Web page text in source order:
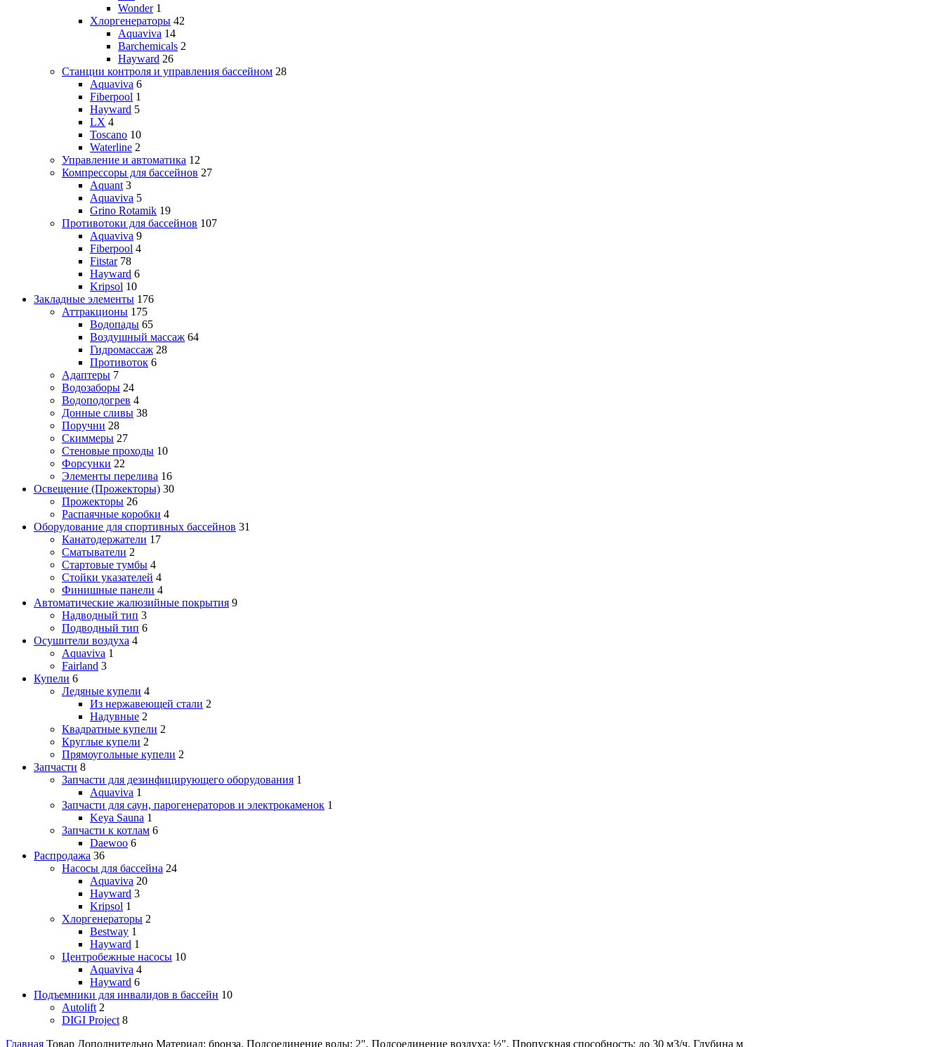
Wonder 1
Хлоргенераторы 42
Aquaviva 14
Barchemicals 2
Hayward 26
Станции контроля и управления бассейном 28
Aquaviva 6
Fiberpool 1
Hayward 5
LX 4
Toscano 10
Waterline 2
Управление и автоматика 12
Компрессоры для бассейнов 27
Aquant 3
Aquaviva 5
Grino Rotamik 19
Противотоки для бассейнов 107
Aquaviva 9
Fiberpool 4
Fitstar 78
Hayward 6
Kripsol 10
Закладные элементы 176
Аттракционы 175
Водопады 65
Воздушный массаж 64
Гидромассаж 28
Противоток 6
Адаптеры 7
Водозаборы 24
Водоподогрев 4
Донные сливы 38
Поручни 28
Скиммеры 27
Стеновые проходы 10
Форсунки 22
Элементы перелива 16
Освещение (Прожекторы) 30
Прожекторы 26
Распаячные коробки 4
Оборудование для спортивных бассейнов 31
Канатодержатели 17
Сматыватели 2
Стартовые тумбы 4
Стойки указателей 4
Финишные панели 4
Автоматические жалюзийные покрытия 9
Надводный тип 3
Подводный тип 6
Осушители воздуха 4
Aquaviva 1
Fairland 3
Купели 6
Ледяные купели 4
Из нержавеющей стали 2
Надувные 2
Квадратные купели 2
Круглые купели 2
Прямоугольные купели 2
Запчасти 8
Запчасти для дезинфицирующего оборудования 1
Aquaviva 1
Запчасти для саун, парогенераторов и электрокаменок 1
Keya Sauna 1
Запчасти к котлам 6
Daewoo 6
Распродажа 36
Насосы для бассейна 24
Aquaviva 20
Hayward 3
Kripsol 1
Хлоргенераторы 2
Bestway 1
Hayward 1
Центробежные насосы 10
Aquaviva 4
Hayward 6
Подъемники для инвалидов в бассейн 10
Autolift 2
DIGI Project 8
Главная Товар Дополнительно Материал: бронза, Подсоединение воды: 2", Подсоединение воздуха: ½", Пропускная способность: до 30 м3/ч, Глубина м